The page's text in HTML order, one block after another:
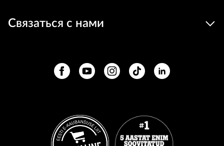
Связаться с нами